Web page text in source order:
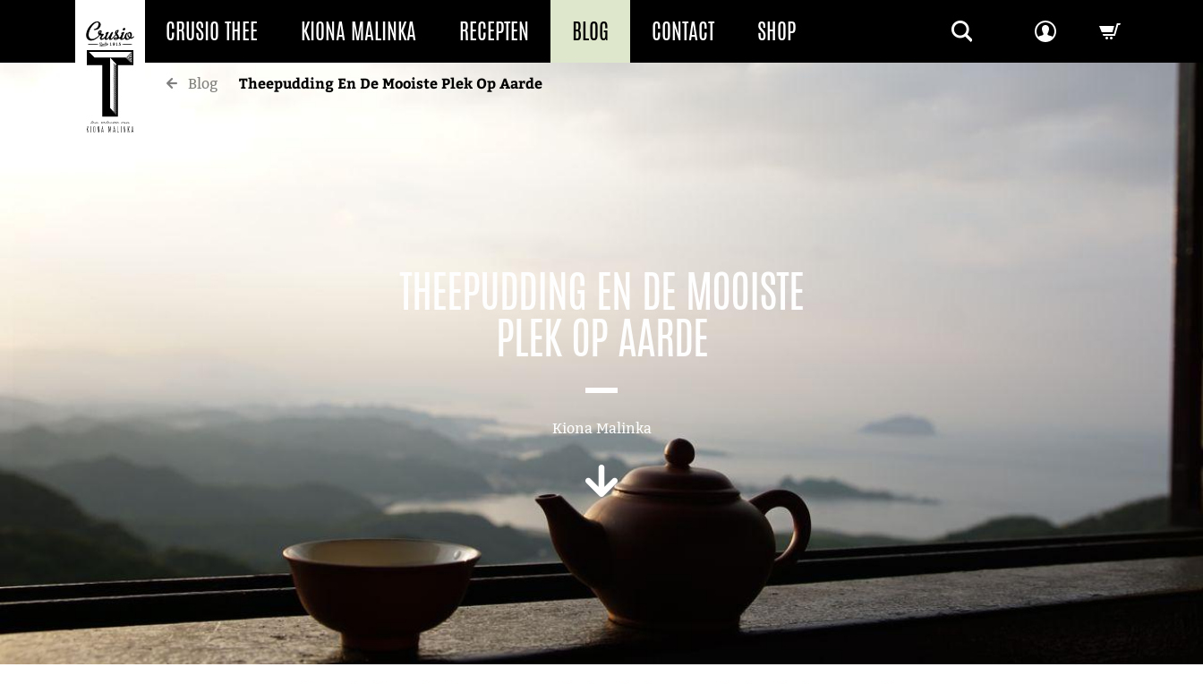
CRUSIO THEE KIONA MALINKA RECEPTEN BLOG CONTACT SHOP
Blog Theepudding En De Mooiste Plek Op Aarde
THEEPUDDING EN DE MOOISTE
PLEK OP AARDE
Kiona Malinka